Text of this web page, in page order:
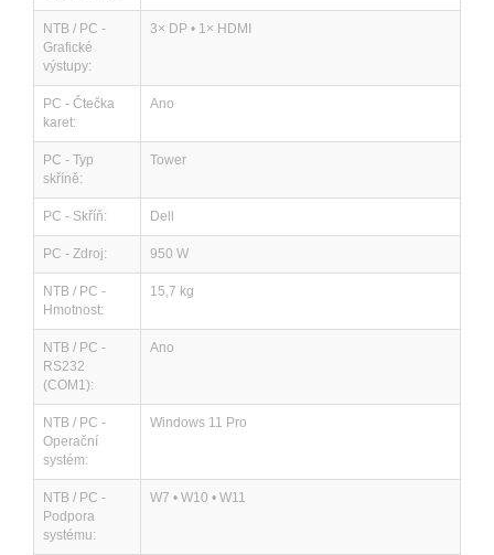
NTB / PC -
Grafické
výstupy:
3× DP • 1× HDMI
PC - Čtečka
karet:
Ano
PC - Typ
skříně:
Tower
PC - Skříň: Dell
PC - Zdroj: 950 W
NTB / PC -
Hmotnost:
15,7 kg
NTB / PC -
RS232
(COM1):
Ano
NTB / PC -
Operační
systém:
Windows 11 Pro
NTB / PC -
Podpora
systému:
W7 • W10 • W11